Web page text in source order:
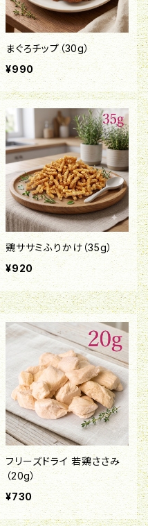
まぐろチップ（30g）
¥990
鶏ササミふりかけ（35g）
¥920
フリーズドライ 若鶏ささみ
（20g）
¥730